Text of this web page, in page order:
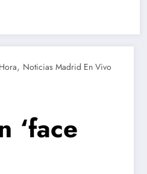
, Noticias Madrid En Vivo
‘face